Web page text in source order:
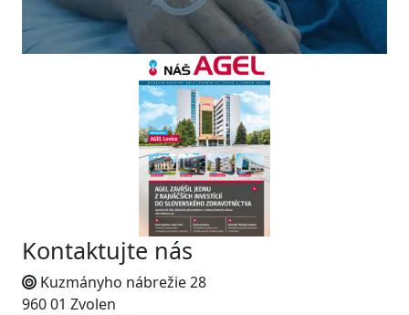
Kontaktujte nás
Kuzmányho nábrežie 28
960 01 Zvolen